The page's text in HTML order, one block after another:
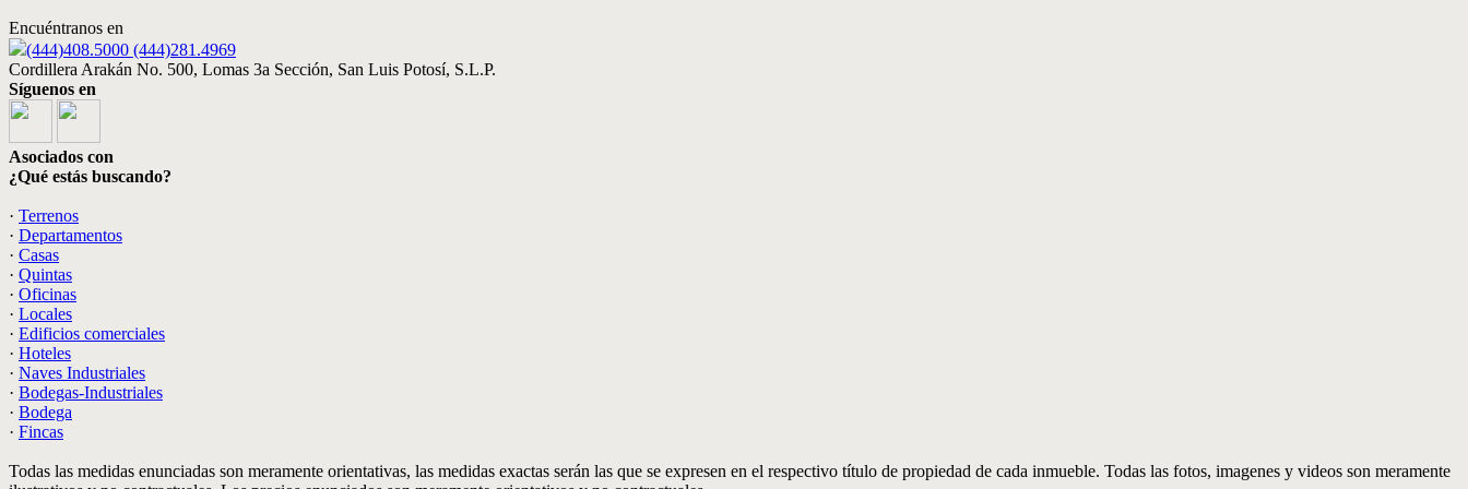
Encuéntranos en
(444)408.5000 (444)281.4969
Cordillera Arakán No. 500, Lomas 3a Sección, San Luis Potosí, S.L.P.
Síguenos en
Asociados con
¿Qué estás buscando?
· Terrenos
· Departamentos
· Casas
· Quintas
· Oficinas
· Locales
· Edificios comerciales
· Hoteles
· Naves Industriales
· Bodegas-Industriales
· Bodega
· Fincas
Todas las medidas enunciadas son meramente orientativas, las medidas exactas serán las que se expresen en el respectivo título de propiedad de cada inmueble. Todas las fotos, imagenes y videos son meramente